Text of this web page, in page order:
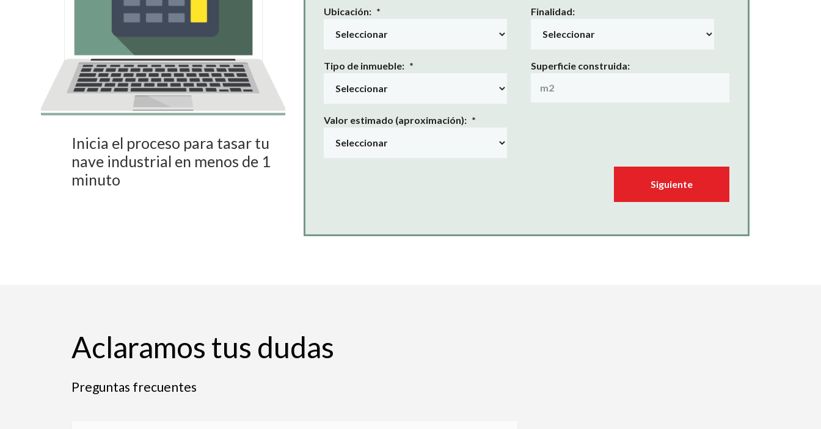
Inicia el proceso para tasar tu
nave industrial en menos de 1
minuto
Ubicación: *
Tipo de inmueble: *
Valor estimado (aproximación): *
Finalidad:
Superficie construida:
Siguiente
Aclaramos tus dudas
Preguntas frecuentes